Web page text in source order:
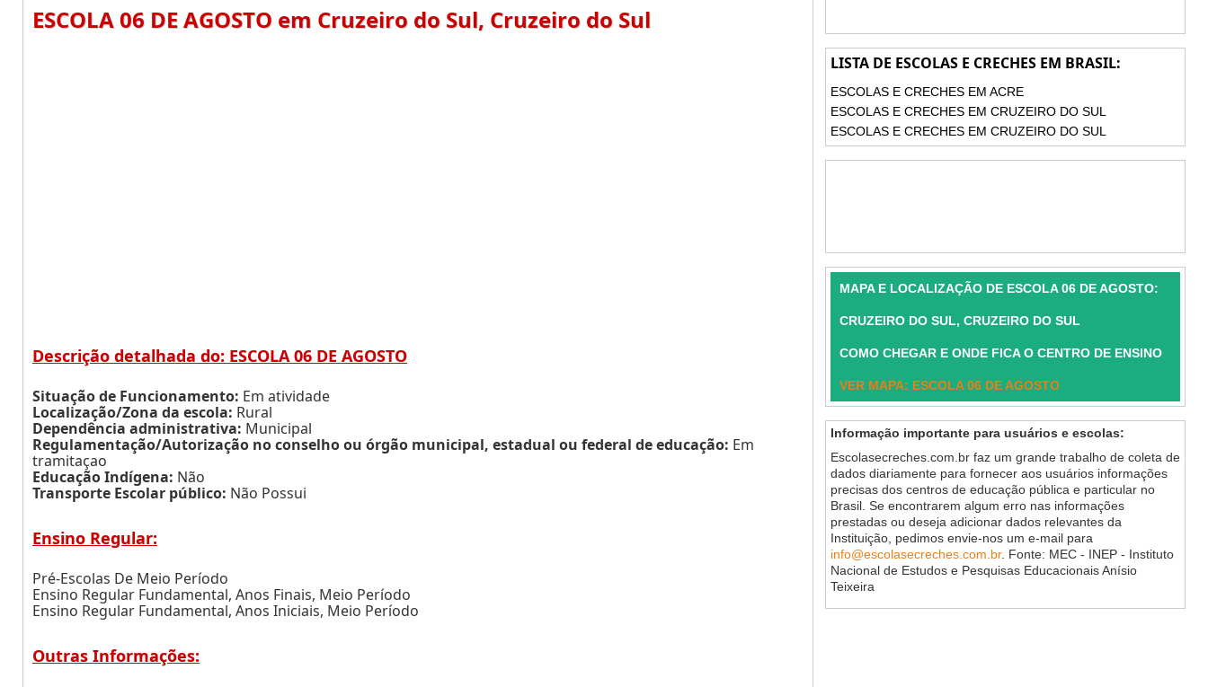
ESCOLA 06 DE AGOSTO em Cruzeiro do Sul, Cruzeiro do Sul
Descrição detalhada do: ESCOLA 06 DE AGOSTO
Situação de Funcionamento: Em atividade
Localização/Zona da escola: Rural
Dependência administrativa: Municipal
Regulamentação/Autorização no conselho ou órgão municipal, estadual ou federal de educação: Em
tramitaçao
Educação Indígena: Não
Transporte Escolar público: Não Possui
Ensino Regular:
Pré-Escolas De Meio Período
Ensino Regular Fundamental, Anos Finais, Meio Período
Ensino Regular Fundamental, Anos Iniciais, Meio Período
Outras Informações:
LISTA DE ESCOLAS E CRECHES EM BRASIL:
ESCOLAS E CRECHES EM ACRE
ESCOLAS E CRECHES EM CRUZEIRO DO SUL
ESCOLAS E CRECHES EM CRUZEIRO DO SUL
MAPA E LOCALIZAÇÃO DE ESCOLA 06 DE AGOSTO:
CRUZEIRO DO SUL, CRUZEIRO DO SUL
COMO CHEGAR E ONDE FICA O CENTRO DE ENSINO
VER MAPA: ESCOLA 06 DE AGOSTO
Informação importante para usuários e escolas:
Escolasecreches.com.br faz um grande trabalho de coleta de
dados diariamente para fornecer aos usuários informações
precisas dos centros de educação pública e particular no
Brasil. Se encontrarem algum erro nas informações
prestadas ou deseja adicionar dados relevantes da
Instituição, pedimos envie-nos um e-mail para
info@escolasecreches.com.br. Fonte: MEC - INEP - Instituto
Nacional de Estudos e Pesquisas Educacionais Anísio
Teixeira